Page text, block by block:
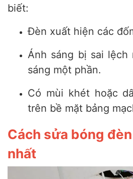
biết:
Đèn xuất hiện các
Ánh sáng bị sai lệch
sáng một phần.
Có mùi khét hoặc
trên bề mặt bảng
Cách sửa bóng
nhất